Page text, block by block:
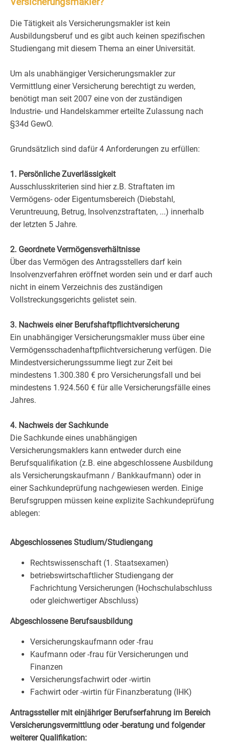
Die Tätigkeit als Versicherungsmakler ist kein
Ausbildungsberuf und es gibt auch keinen spezifischen
Studiengang mit diesem Thema an einer Universität.
Um als unabhängiger Versicherungsmakler zur
Vermittlung einer Versicherung berechtigt zu werden,
benötigt man seit 2007 eine von der zuständigen
Industrie- und Handelskammer erteilte Zulassung nach
§34d GewO.
Grundsätzlich sind dafür 4 Anforderungen zu erfüllen:
1. Persönliche Zuverlässigkeit
Ausschlusskriterien sind hier z.B. Straftaten im
Vermögens- oder Eigentumsbereich (Diebstahl,
Veruntreuung, Betrug, Insolvenzstraftaten, ...) innerhalb
der letzten 5 Jahre.
2. Geordnete Vermögensverhältnisse
Über das Vermögen des Antragsstellers darf kein
Insolvenzverfahren eröffnet worden sein und er darf auch
nicht in einem Verzeichnis des zuständigen
Vollstreckungsgerichts gelistet sein.
3. Nachweis einer Berufshaftpflichtversicherung
Ein unabhängiger Versicherungsmakler muss über eine
Vermögensschadenhaftpflichtversicherung verfügen. Die
Mindestversicherungssumme liegt zur Zeit bei
mindestens 1.300.380 € pro Versicherungsfall und bei
mindestens 1.924.560 € für alle Versicherungsfälle eines
Jahres.
4. Nachweis der Sachkunde
Die Sachkunde eines unabhängigen
Versicherungsmaklers kann entweder durch eine
Berufsqualifikation (z.B. eine abgeschlossene Ausbildung
als Versicherungskaufmann / Bankkaufmann) oder in
einer Sachkundeprüfung nachgewiesen werden. Einige
Berufsgruppen müssen keine explizite Sachkundeprüfung
ablegen:
Abgeschlossenes Studium/Studiengang
Rechtswissenschaft (1. Staatsexamen)
betriebswirtschaftlicher Studiengang der
Fachrichtung Versicherungen (Hochschulabschluss
oder gleichwertiger Abschluss)
Abgeschlossene Berufsausbildung
Versicherungskaufmann oder -frau
Kaufmann oder -frau für Versicherungen und
Finanzen
Versicherungsfachwirt oder -wirtin
Fachwirt oder -wirtin für Finanzberatung (IHK)
Antragssteller mit einjähriger Berufserfahrung im Bereich
Versicherungsvermittlung oder -beratung und folgender
weiterer Qualifikation: